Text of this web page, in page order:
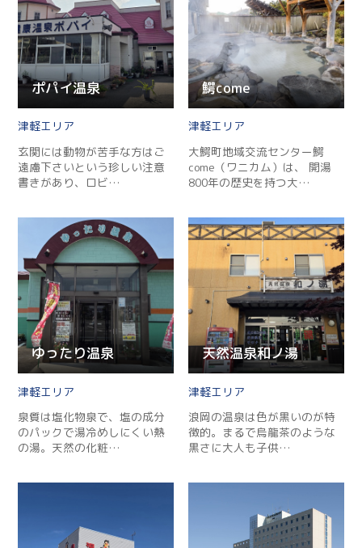
ポパイ温泉
津軽
玄関には動物が苦手な方はご
遠慮下さいという珍しい注意
書きがあり、ロビ…
鰐come
津軽
大鰐町地域交流センター鰐
come（ワニカム）は、 開湯
800年の歴史を持つ大…
ゆったり温泉
津軽
泉質は塩化物泉で、塩の成分
のパックで湯冷めしにくい熱
の湯。天然の化粧…
天然温泉和ノ湯
津軽
浪岡の温泉は色が黒いのが特
徴的。まるで烏龍茶のような
黒さに大人も子供…